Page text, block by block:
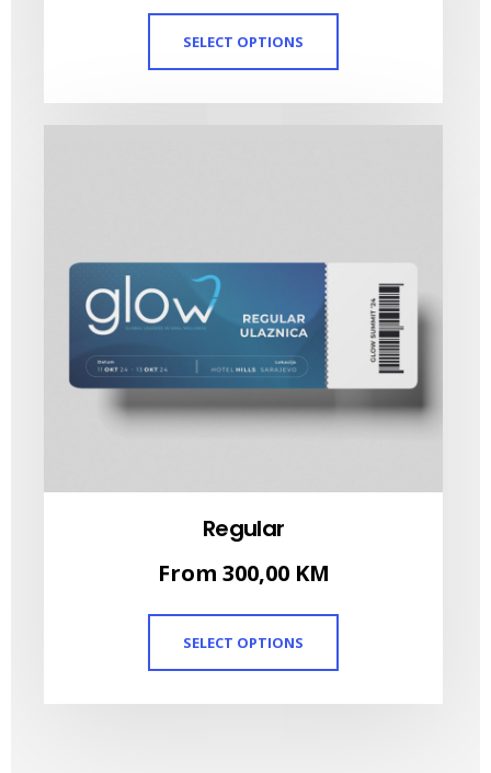
SELECT OPTIONS
Regular
From 300,00 KM
SELECT OPTIONS